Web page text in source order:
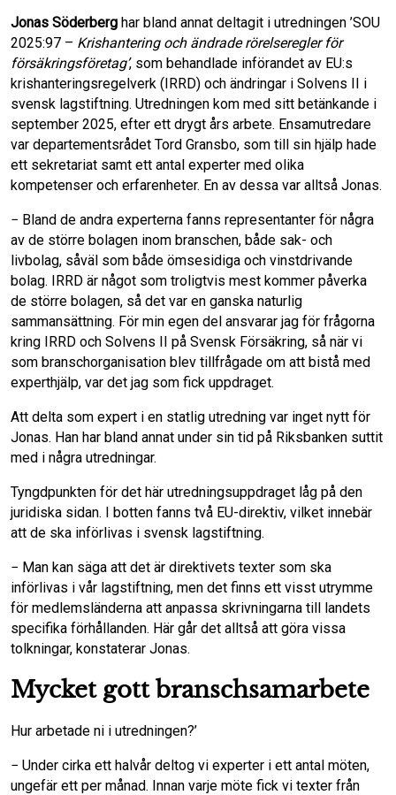
Jonas Söderberg har bland annat deltagit i utredningen ’SOU
2025:97 – Krishantering och ändrade rörelseregler för
försäkringsföretag’, som behandlade införandet av EU:s
krishanteringsregelverk (IRRD) och ändringar i Solvens II i
svensk lagstiftning. Utredningen kom med sitt betänkande i
september 2025, efter ett drygt års arbete. Ensamutredare
var departementsrådet Tord Gransbo, som till sin hjälp hade
ett sekretariat samt ett antal experter med olika
kompetenser och erfarenheter. En av dessa var alltså Jonas.
− Bland de andra experterna fanns representanter för några
av de större bolagen inom branschen, både sak- och
livbolag, såväl som både ömsesidiga och vinstdrivande
bolag. IRRD är något som troligtvis mest kommer påverka
de större bolagen, så det var en ganska naturlig
sammansättning. För min egen del ansvarar jag för frågorna
kring IRRD och Solvens II på Svensk Försäkring, så när vi
som branschorganisation blev tillfrågade om att bistå med
experthjälp, var det jag som fick uppdraget.
Att delta som expert i en statlig utredning var inget nytt för
Jonas. Han har bland annat under sin tid på Riksbanken suttit
med i några utredningar.
Tyngdpunkten för det här utredningsuppdraget låg på den
juridiska sidan. I botten fanns två EU-direktiv, vilket innebär
att de ska införlivas i svensk lagstiftning.
− Man kan säga att det är direktivets texter som ska
införlivas i vår lagstiftning, men det finns ett visst utrymme
för medlemsländerna att anpassa skrivningarna till landets
specifika förhållanden. Här går det alltså att göra vissa
tolkningar, konstaterar Jonas.
Mycket gott branschsamarbete
Hur arbetade ni i utredningen?’
− Under cirka ett halvår deltog vi experter i ett antal möten,
ungefär ett per månad. Innan varje möte fick vi texter från